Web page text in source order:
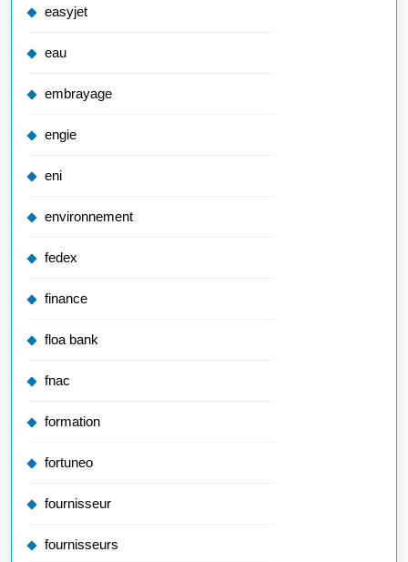
easyjet
eau
embrayage
engie
eni
environnement
fedex
finance
floa bank
fnac
formation
fortuneo
fournisseur
fournisseurs